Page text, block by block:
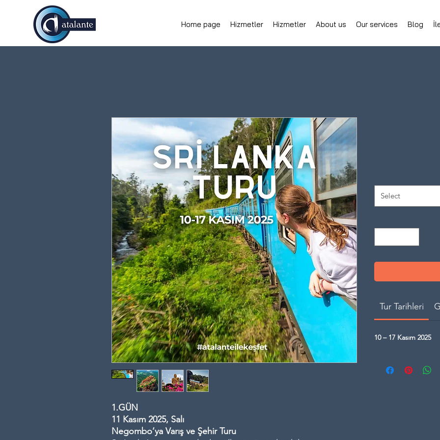
Home page Hizmetler Hizmetler About us Our services Blog
1.GÜN
11 Kasım 2025, Salı
Negombo’ya Varış ve Şehir Turu
Select
Tur Tarihleri
10 – 17 Kasım 2025